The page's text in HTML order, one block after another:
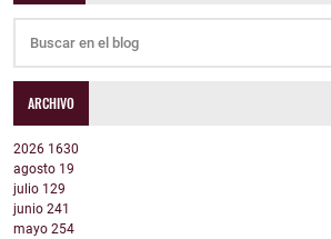
ARCHIVO
2026 1630
agosto 19
julio 129
junio 241
mayo 254